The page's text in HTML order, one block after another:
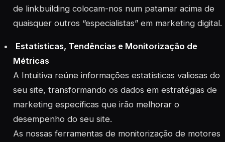
de linkbuilding colocam-nos num patamar acima de
quaisquer outros “especialistas” em marketing digital.
Estatísticas, Tendências e Monitorização de
Métricas
A Intuitiva reúne informações estatísticas valiosas do
seu site, transformando os dados em estratégias de
marketing específicas que irão melhorar o
desempenho do seu site.
As nossas ferramentas de monitorização de motores